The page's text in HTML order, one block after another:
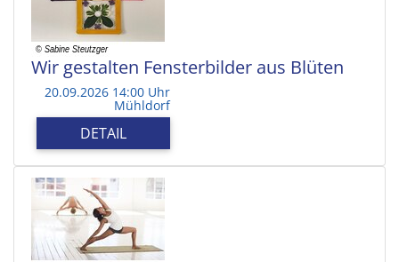
Wir gestalten Fensterbilder aus Blüten
20.09.2026 14:00 Uhr
Mühldorf
DETAIL